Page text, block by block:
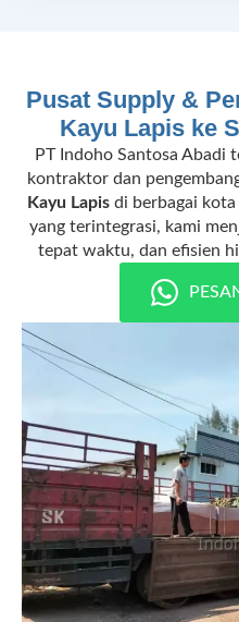
Pusat Supply &
Kayu Lapis ke
PT Indoho Santosa Abadi
kontraktor dan
Kayu Lapis di berbagai
yang terintegrasi, kami
tepat waktu, dan efisien